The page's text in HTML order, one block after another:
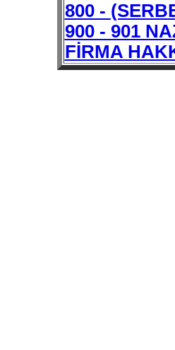
800 -
900 - 901
FİRMA